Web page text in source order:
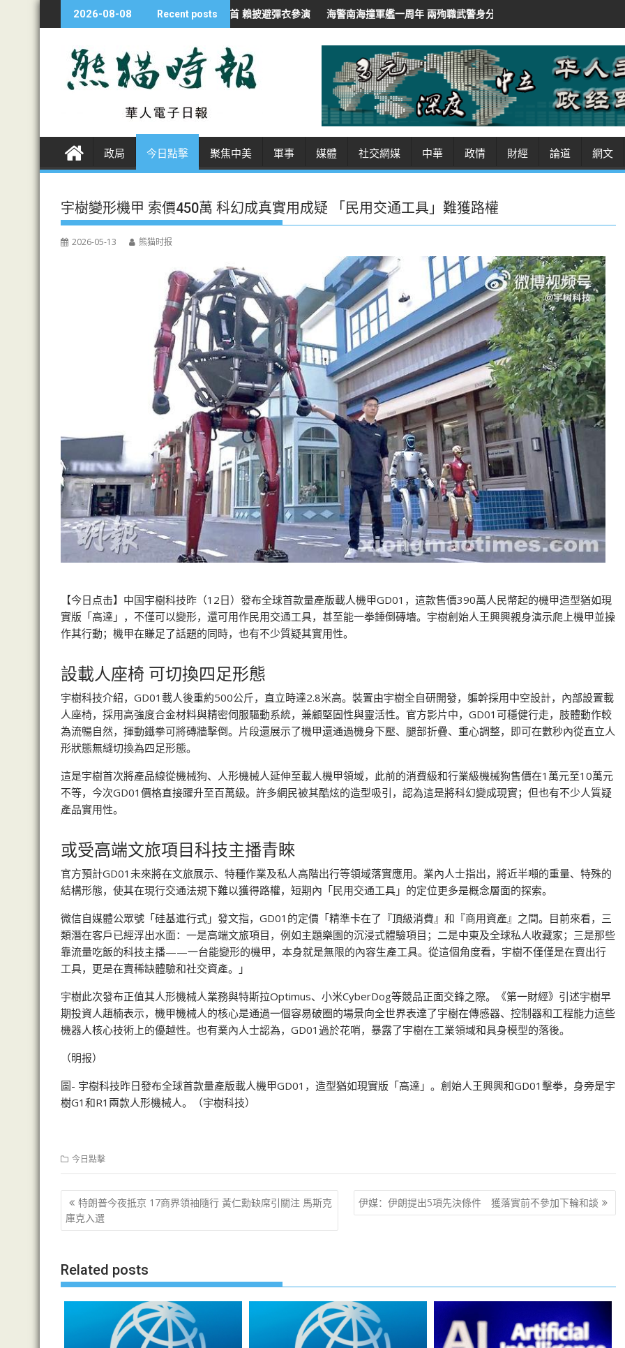
k
e
2026-08-08 Recent posts
漢光夜練防斬首 賴披避彈衣參演 海警南海撞軍艦一周年 兩殉職武警身分曝光 伊朗總統稱「非常難」聯絡最高領袖
政局 今日點擊 聚焦中美 軍事 媒體 社交網媒 中華 政情 財經 論道 網文
宇樹變形機甲 索價450萬 科幻成真實用成疑 「民用交通工具」難獲路權
2026-05-13 熊猫时报
【今日点击】中国宇樹科技昨（12日）發布全球首款量產版載人機甲GD01，這款售價390萬人民幣起的機甲造型猶如現
實版「高達」，不僅可以變形，還可用作民用交通工具，甚至能一拳錘倒磚墻。宇樹創始人王興興親身演示爬上機甲並操
作其行動；機甲在賺足了話題的同時，也有不少質疑其實用性。
設載人座椅 可切換四足形態
宇樹科技介紹，GD01載人後重約500公斤，直立時達2.8米高。裝置由宇樹全自研開發，軀幹採用中空設計，內部設置載
人座椅，採用高強度合金材料與精密伺服驅動系統，兼顧堅固性與靈活性。官方影片中，GD01可穩健行走，肢體動作較
為流暢自然，揮動鐵拳可將磚牆擊倒。片段還展示了機甲還通過機身下壓、腿部折疊、重心調整，即可在數秒內從直立人
形狀態無縫切換為四足形態。
這是宇樹首次將產品線從機械狗、人形機械人延伸至載人機甲領域，此前的消費級和行業級機械狗售價在1萬元至10萬元
不等，今次GD01價格直接躍升至百萬級。許多網民被其酷炫的造型吸引，認為這是將科幻變成現實；但也有不少人質疑
產品實用性。
或受高端文旅項目科技主播青睞
官方預計GD01未來將在文旅展示、特種作業及私人高階出行等領域落實應用。業內人士指出，將近半噸的重量、特殊的
結構形態，使其在現行交通法規下難以獲得路權，短期內「民用交通工具」的定位更多是概念層面的探索。
微信自媒體公眾號「硅基進行式」發文指，GD01的定價「精準卡在了『頂級消費』和『商用資產』之間。目前來看，三
類潛在客戶已經浮出水面：一是高端文旅項目，例如主題樂園的沉浸式體驗項目；二是中東及全球私人收藏家；三是那些
靠流量吃飯的科技主播——一台能變形的機甲，本身就是無限的內容生產工具。從這個角度看，宇樹不僅僅是在賣出行
工具，更是在賣稀缺體驗和社交資產。」
宇樹此次發布正值其人形機械人業務與特斯拉Optimus、小米CyberDog等競品正面交鋒之際。《第一財經》引述宇樹早
期投資人趙楠表示，機甲機械人的核心是通過一個容易破圈的場景向全世界表達了宇樹在傳感器、控制器和工程能力這些
機器人核心技術上的優越性。也有業內人士認為，GD01過於花哨，暴露了宇樹在工業領域和具身模型的落後。
（明报）
圖- 宇樹科技昨日發布全球首款量產版載人機甲GD01，造型猶如現實版「高達」。創始人王興興和GD01擊拳，身旁是宇
樹G1和R1兩款人形機械人。（宇樹科技）
今日點擊
文
章
特朗普今夜抵京 17商界領袖隨行 黃仁勳缺席引關注 馬斯克
庫克入選
伊媒：伊朗提出5項先決條件 獲落實前不參加下輪和談
Related posts